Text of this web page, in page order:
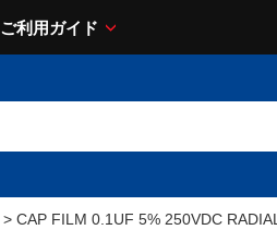
ご利用ガイド
> CAP FILM 0.1UF 5% 250VDC RADIAL